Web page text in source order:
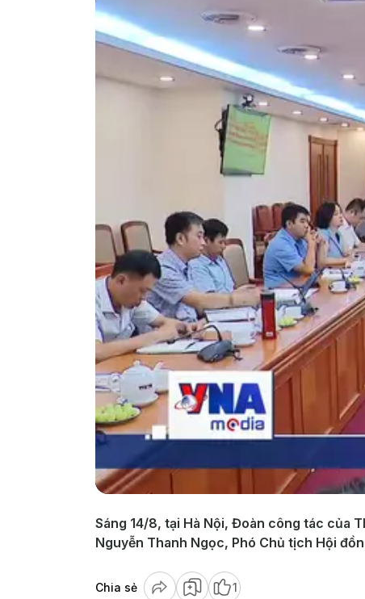
Sáng 14/8, tại Hà Nội, Đoàn công tác của
Nguyễn Thanh Ngọc, Phó Chủ tịch Hội
Chia sẻ 1